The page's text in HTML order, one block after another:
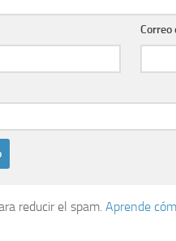
reducir el spam. Aprende